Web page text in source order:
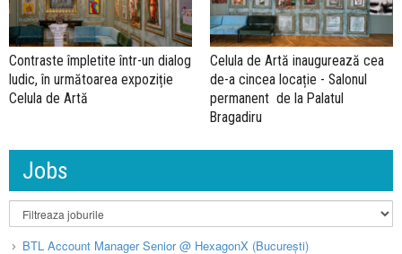
Contraste împletite într-un dialog
ludic, în următoarea expoziție
Celula de Artă
Celula de Artă inaugurează cea
de-a cincea locație - Salonul
permanent de la Palatul
Bragadiru
Jobs
BTL Account Manager Senior @ HexagonX (București)